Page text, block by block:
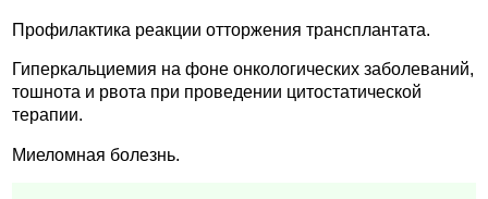
Профилактика реакции отторжения трансплантата.
Гиперкальциемия на фоне онкологических заболеваний,
тошнота и рвота при проведении цитостатической
терапии.
Миеломная болезнь.